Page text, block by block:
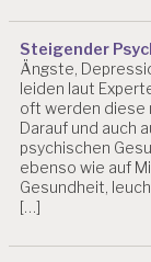
Steigender
Ängste,
leiden laut
oft werden diese
Darauf und auch
psychischen
ebenso wie auf
Gesundheit,
[…]